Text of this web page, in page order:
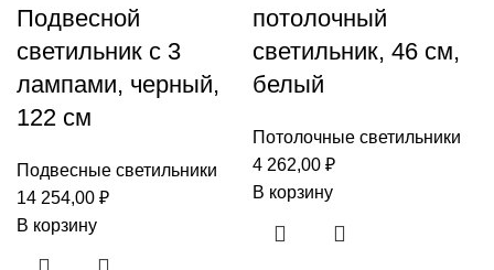
Подвесной
светильник с 3
лампами, черный,
122 см
Подвесные светильники
14 254,00 ₽
В корзину
потолочный
светильник, 46 см,
белый
Потолочные светильники
4 262,00 ₽
В корзину